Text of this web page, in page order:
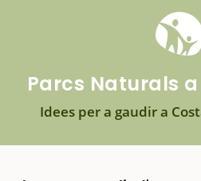
Parcs Naturals
Idees per a gaudir a